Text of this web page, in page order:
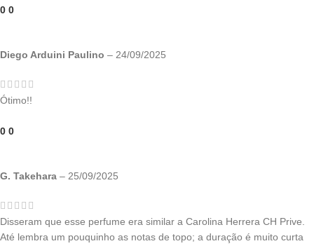
0 0
Diego Arduini Paulino – 24/09/2025
Ótimo!!
0 0
G. Takehara – 25/09/2025
Disseram que esse perfume era similar a Carolina Herrera CH Prive.
Até lembra um pouquinho as notas de topo; a duração é muito curta